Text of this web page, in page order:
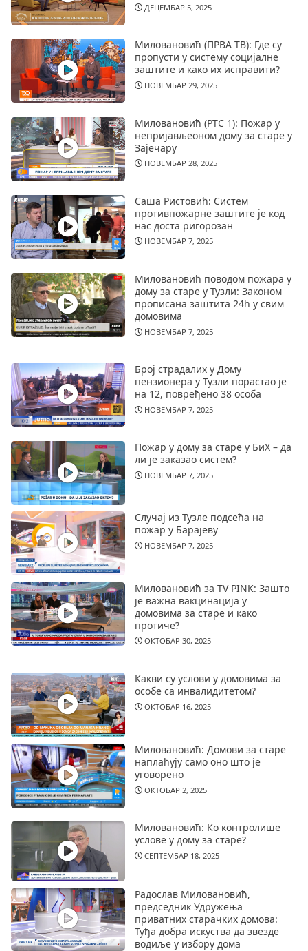
ДЕЦЕМБАР 5, 2025
Миловановић (ПРВА ТВ): Где су
пропусти у систему социјалне
заштите и како их исправити?
НОВЕМБАР 29, 2025
Миловановић (РТС 1): Пожар у
непријављеоном дому за старе у
Зајечару
НОВЕМБАР 28, 2025
Саша Ристовић: Систем
противпожарне заштите је код
нас доста ригорозан
НОВЕМБАР 7, 2025
Миловановић поводом пожара у
дому за старе у Тузли: Законом
прописана заштита 24h у свим
домовима
НОВЕМБАР 7, 2025
Број страдалих у Дому
пензионера у Тузли порастао је
на 12, повређено 38 особа
НОВЕМБАР 7, 2025
Пожар у дому за старе у БиХ – да
ли је заказао систем?
НОВЕМБАР 7, 2025
Случај из Тузле подсећа на
пожар у Барајеву
НОВЕМБАР 7, 2025
Миловановић за TV PINK: Зашто
је важна вакцинација у
домовима за старе и како
протиче?
ОКТОБАР 30, 2025
Какви су услови у домовима за
особе са инвалидитетом?
ОКТОБАР 16, 2025
Миловановић: Домови за старе
наплаћују само оно што је
уговорено
ОКТОБАР 2, 2025
Миловановић: Ко контролише
услове у дому за старе?
СЕПТЕМБАР 18, 2025
Радослав Миловановић,
председник Удружења
приватних старачких домова:
Туђа добра искуства да звезде
водиље у избору дома